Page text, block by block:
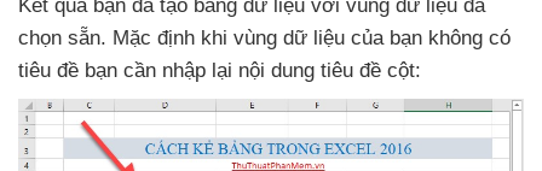
Kết quả bạn đã tạo bảng dữ liệu với vùng dữ liệu đã
chọn sẵn. Mặc định khi vùng dữ liệu của bạn không có
tiêu đề bạn cần nhập lại nội dung tiêu đề cột: